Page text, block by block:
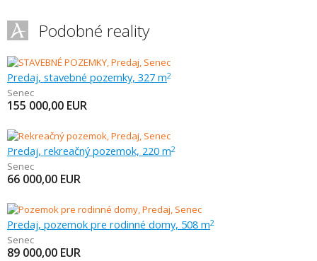
Podobné reality
Predaj, stavebné pozemky, 327 m2
Senec
155 000,00 EUR
Predaj, rekreačný pozemok, 220 m2
Senec
66 000,00 EUR
Predaj, pozemok pre rodinné domy, 508 m2
Senec
89 000,00 EUR